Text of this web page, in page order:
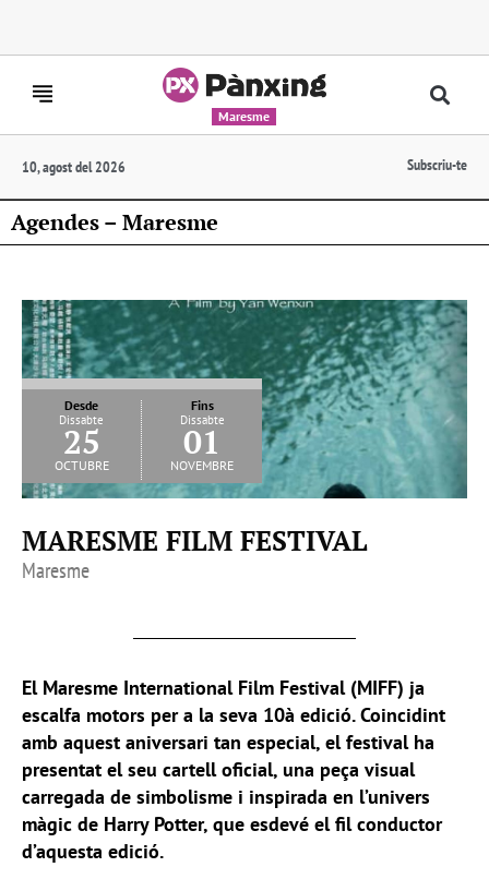
Maresme
10, agost del 2026 Subscriu-te
Agendes – Maresme
Desde
Dissabte
25
octubre
Fins
Dissabte
01
novembre
MARESME FILM FESTIVAL
Maresme
El Maresme International Film Festival (MIFF) ja
escalfa motors per a la seva 10à edició. Coincidint
amb aquest aniversari tan especial, el festival ha
presentat el seu cartell oficial, una peça visual
carregada de simbolisme i inspirada en l’univers
màgic de Harry Potter, que esdevé el fil conductor
d’aquesta edició.